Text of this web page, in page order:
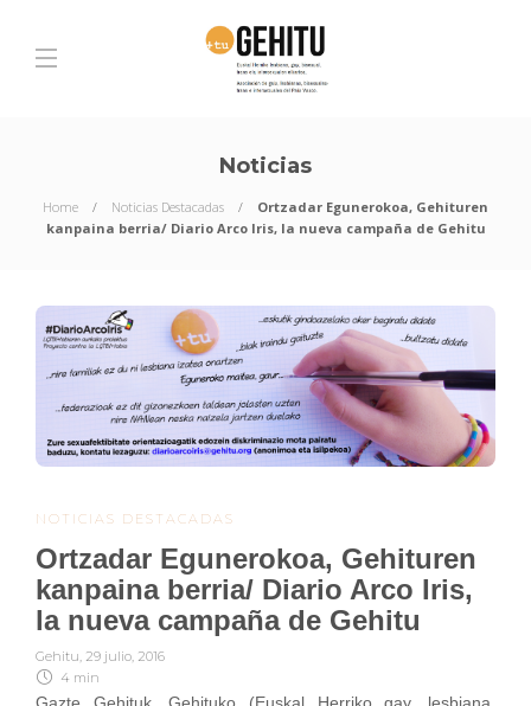
Noticias
Home Noticias Destacadas
Ortzadar Egunerokoa, Gehituren
kanpaina berria/ Diario Arco Iris, la nueva campaña de Gehitu
NOTICIAS DESTACADAS
Ortzadar Egunerokoa, Gehituren
kanpaina berria/ Diario Arco Iris,
la nueva campaña de Gehitu
Gehitu 29 julio, 2016
4 min
Gazte Gehituk, Gehituko (Euskal Herriko gay, lesbiana,